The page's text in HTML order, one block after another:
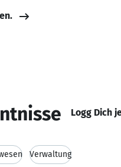
Logg Dich
Verwaltung